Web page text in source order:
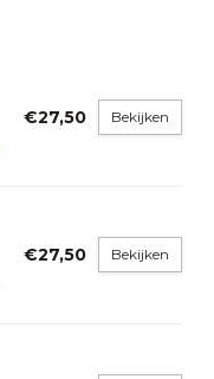
€27,50 Bekijken
€27,50 Bekijken